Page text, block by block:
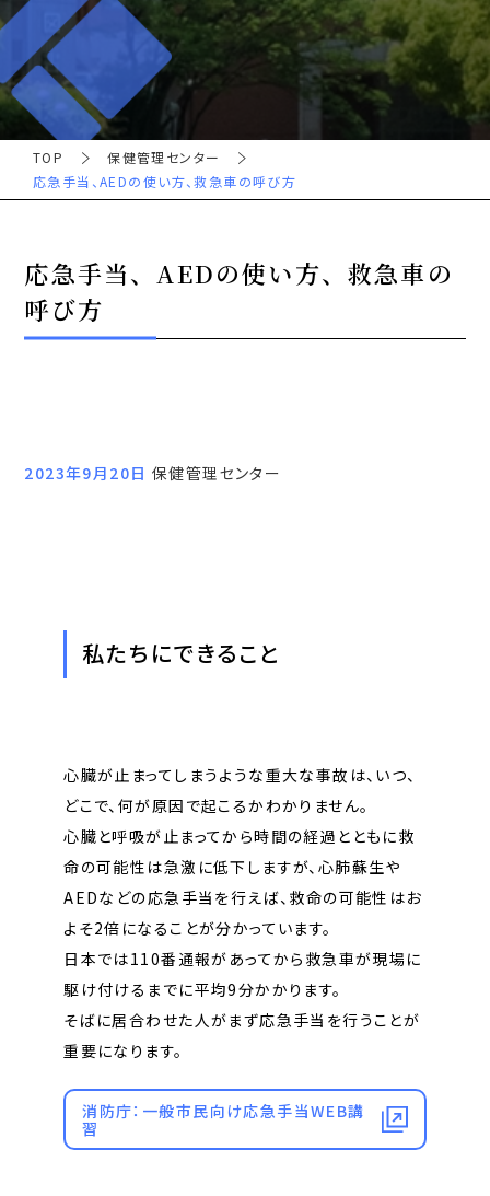
TOP
保健管理センター
応急手当、AEDの使い方、救急車の呼び方
応急手当、AEDの使い方、救急車の
呼び方
2023年9月20日 保健管理センター
私たちにできること
心臓が止まってしまうような重大な事故は、いつ、
どこで、何が原因で起こるかわかりません。
心臓と呼吸が止まってから時間の経過とともに救
命の可能性は急激に低下しますが、心肺蘇生や
AEDなどの応急手当を行えば、救命の可能性はお
よそ2倍になることが分かっています。
日本では110番通報があってから救急車が現場に
駆け付けるまでに平均9分かかります。
そばに居合わせた人がまず応急手当を行うことが
重要になります。
消防庁：一般市民向け応急手当WEB講
習